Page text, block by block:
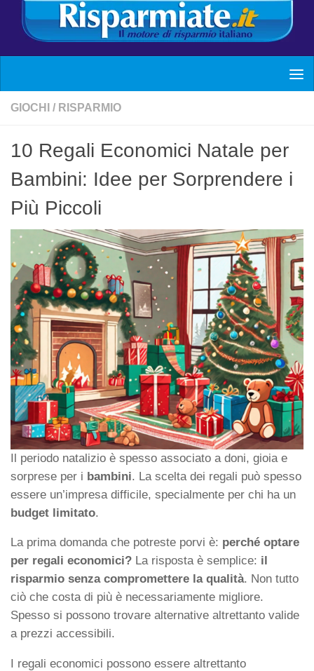
GIOCHI / RISPARMIO
10 Regali Economici Natale per
Bambini: Idee per Sorprendere i
Più Piccoli
Il periodo natalizio è spesso associato a doni, gioia e
sorprese per i bambini. La scelta dei regali può spesso
essere un’impresa difficile, specialmente per chi ha un
budget limitato.
La prima domanda che potreste porvi è: perché optare
per regali economici? La risposta è semplice: il
risparmio senza compromettere la qualità. Non tutto
ciò che costa di più è necessariamente migliore.
Spesso si possono trovare alternative altrettanto valide
a prezzi accessibili.
I regali economici possono essere altrettanto